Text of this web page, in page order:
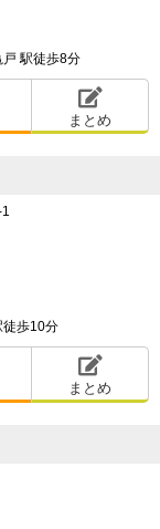
駅徒歩8分
まとめ
徒歩10分
まとめ